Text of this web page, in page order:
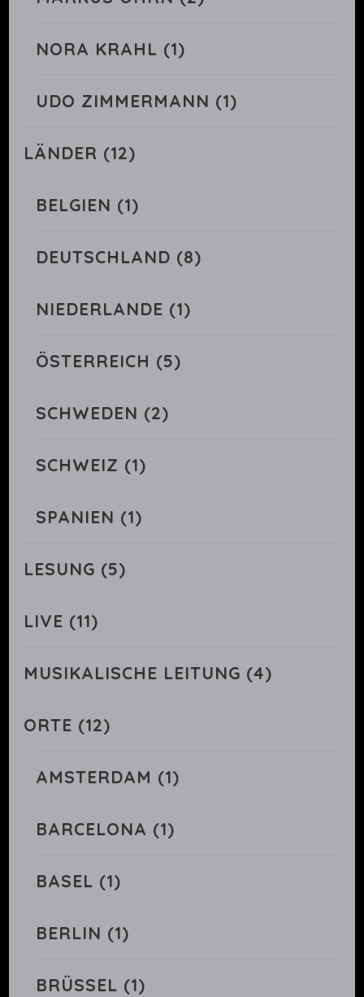
NORA KRAHL (1)
UDO ZIMMERMANN (1)
LÄNDER (12)
BELGIEN (1)
DEUTSCHLAND (8)
NIEDERLANDE (1)
ÖSTERREICH (5)
SCHWEDEN (2)
SCHWEIZ (1)
SPANIEN (1)
LESUNG (5)
LIVE (11)
MUSIKALISCHE LEITUNG (4)
ORTE (12)
AMSTERDAM (1)
BARCELONA (1)
BASEL (1)
BERLIN (1)
BRÜSSEL (1)